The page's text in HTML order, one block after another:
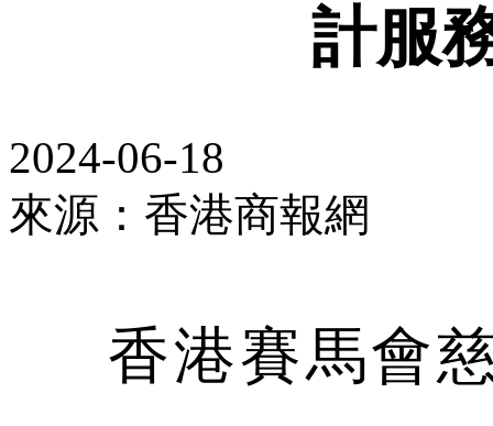
計服
2024-06-18
來源：香港商報網
香港賽馬會